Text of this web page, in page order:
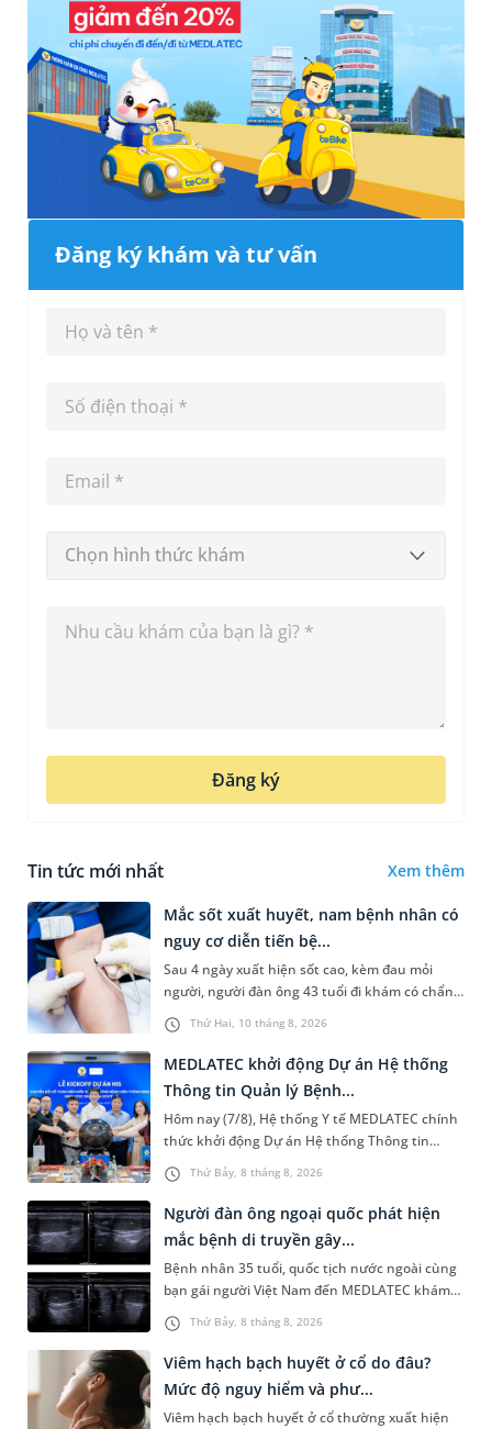
Đăng ký khám và tư vấn
Chọn hình thức khám
Đăng ký
Tin tức mới nhất Xem thêm
Thứ Hai, 10 tháng 8, 2026
Mắc sốt xuất huyết, nam bệnh nhân có
nguy cơ diễn tiến bệ...
Sau 4 ngày xuất hiện sốt cao, kèm đau mỏi
người, người đàn ông 43 tuổi đi khám có chẩn
đoán sốt xuất huyết Dengue và phải nhập viện
điều trị ngay để tránh bi...
Thứ Bảy, 8 tháng 8, 2026
MEDLATEC khởi động Dự án Hệ thống
Thông tin Quản lý Bệnh...
Hôm nay (7/8), Hệ thống Y tế MEDLATEC chính
thức khởi động Dự án Hệ thống Thông tin
Quản lý Bệnh viện (HIS - Hospital Information
System) giai đoạn mới. Dự á...
Thứ Bảy, 8 tháng 8, 2026
Người đàn ông ngoại quốc phát hiện
mắc bệnh di truyền gây...
Bệnh nhân 35 tuổi, quốc tịch nước ngoài cùng
bạn gái người Việt Nam đến MEDLATEC khám
sức khỏe tiền hôn nhân. Qua thăm khám và
làm các xét nghiệm chuyên sâu,...
Viêm hạch bạch huyết ở cổ do đâu?
Mức độ nguy hiểm và phư...
Viêm hạch bạch huyết ở cổ thường xuất hiện